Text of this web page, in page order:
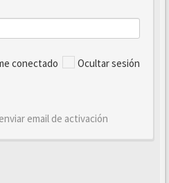
conectado Ocultar sesión
email de activación